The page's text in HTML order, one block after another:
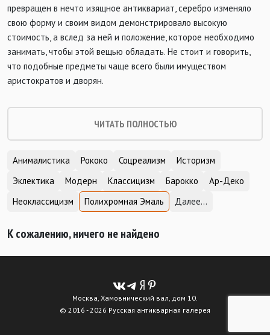
превращен в нечто изящное антиквариат, серебро изменяло
свою форму и своим видом демонстрировало высокую
стоимость, а вслед за ней и положение, которое необходимо
занимать, чтобы этой вещью обладать. Не стоит и говорить,
что подобные предметы чаще всего были имуществом
аристократов и дворян.
ЧИТАТЬ ПОЛНОСТЬЮ
Анималистика Рококо Соцреализм
Историзм
Эклектика
Модерн Классицизм Барокко
Ар-Деко
Неоклассицизм
Полихромная Эмаль Далее...
К сожалению, ничего не найдено
Москва, Хамовнический вал, дом 10.
© 2016 - 2026 Русская антикварная галерея